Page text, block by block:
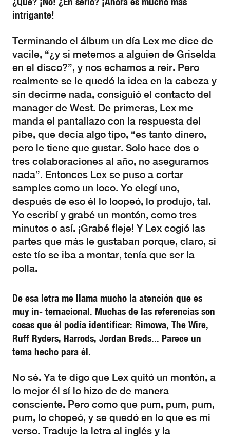
intrigante!
Terminando el álbum un día Lex me dice de
vacile, “¿y si metemos a alguien de Griselda
en el disco?”, y nos echamos a reír. Pero
realmente se le quedó la idea en la cabeza y
sin decirme nada, consiguió el contacto del
manager de West. De primeras, Lex me
manda el pantallazo con la respuesta del
pibe, que decía algo tipo, “es tanto dinero,
pero le tiene que gustar. Solo hace dos o
tres colaboraciones al año, no aseguramos
nada”. Entonces Lex se puso a cortar
samples como un loco. Yo elegí uno,
después de eso él lo loopeó, lo produjo, tal.
Yo escribí y grabé un montón, como tres
minutos o así. ¡Grabé fleje! Y Lex cogió las
partes que más le gustaban porque, claro, si
este tío se iba a montar, tenía que ser la
polla.
De esa letra me llama mucho la atención que es
muy in- ternacional. Muchas de las referencias son
cosas que él podía identificar: Rimowa, The Wire,
Ruff Ryders, Harrods, Jordan Breds... Parece un
tema hecho para él.
No sé. Ya te digo que Lex quitó un montón, a
lo mejor él sí lo hizo de de manera
consciente. Pero como que pum, pum, pum,
pum, lo chopeó, y se quedó en lo que es mi
verso. Traduje la letra al inglés y la